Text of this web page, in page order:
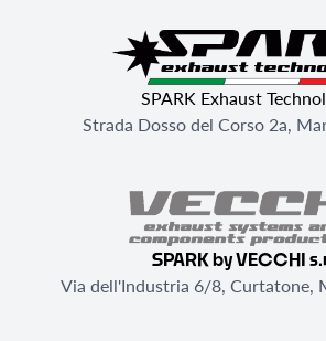
SPARK Exhaust
Strada Dosso del Corso 2a,
SPARK by VECCHI
Via dell'Industria 6/8, Curtatone,